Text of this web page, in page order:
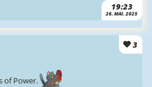
19:23
26. MAI. 2025
3
of Power.